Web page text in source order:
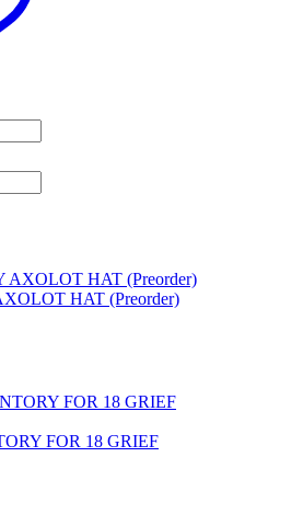
HAT (Preorder)
FOR 18 GRIEF